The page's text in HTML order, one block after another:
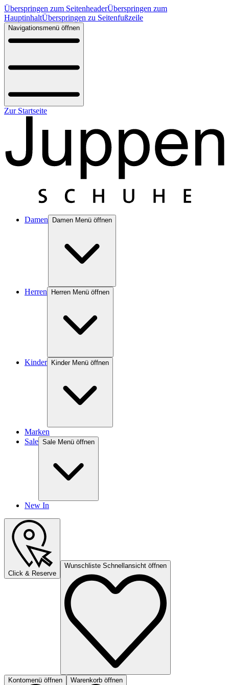
Überspringen zum SeitenheaderÜberspringen zum
HauptinhaltÜberspringen zu Seitenfußzeile
Navigationsmenü öffnen
Zur Startseite
Damen Damen Menü öffnen
Herren Herren Menü öffnen
Kinder Kinder Menü öffnen
Marken
Sale Sale Menü öffnen
New In
Click & Reserve
Wunschliste Schnellansicht öffnen
Kontomenü öffnen Warenkorb öffnen